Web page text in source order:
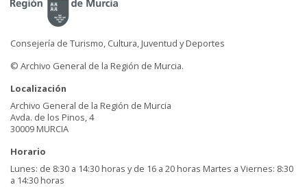
Consejería de Turismo, Cultura, Juventud y Deportes
© Archivo General de la Región de Murcia.
Localización
Archivo General de la Región de Murcia
Avda. de los Pinos, 4
30009 MURCIA
Horario
Lunes: de 8:30 a 14:30 horas y de 16 a 20 horas Martes a Viernes: 8:30
a 14:30 horas